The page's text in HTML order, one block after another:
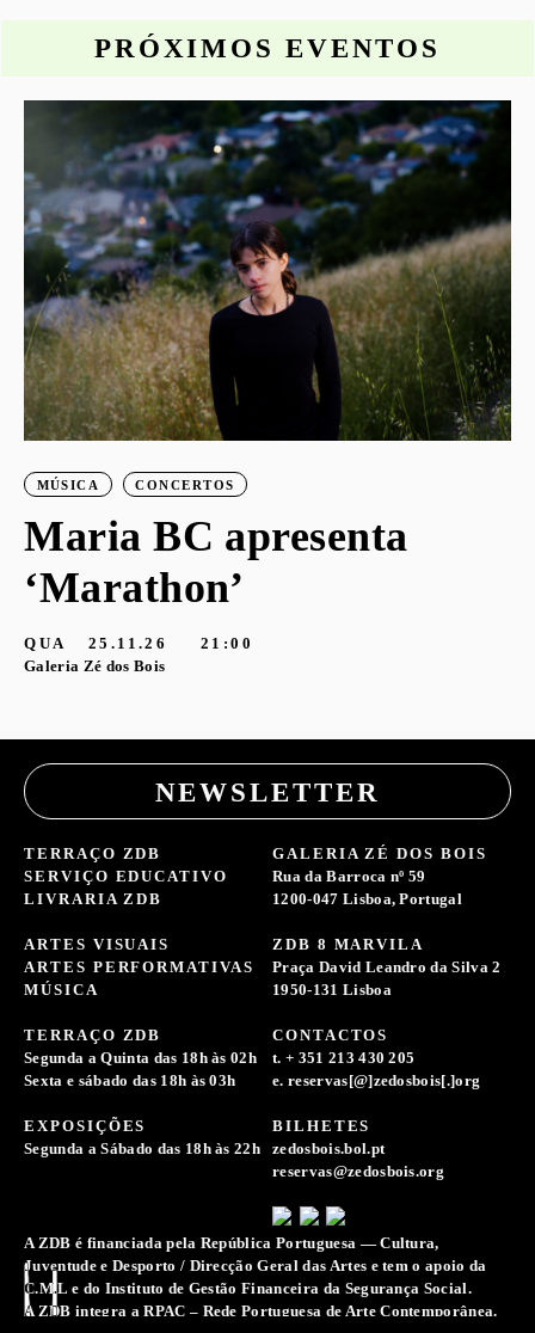
PRÓXIMOS EVENTOS
MÚSICA CONCERTOS
Maria BC apresenta
‘Marathon’
QUA 25.11.26
21:00
Galeria Zé dos Bois
NEWSLETTER
TERRAÇO ZDB
SERVIÇO EDUCATIVO
LIVRARIA ZDB
ARTES VISUAIS
ARTES PERFORMATIVAS
MÚSICA
GALERIA ZÉ DOS BOIS
Rua da Barroca nº 59
1200-047 Lisboa, Portugal
ZDB 8 MARVILA
Praça David Leandro da Silva 2
1950-131 Lisboa
TERRAÇO ZDB
Segunda a Quinta das 18h às 02h
Sexta e sábado das 18h às 03h
EXPOSIÇÕES
Segunda a Sábado das 18h às 22h
CONTACTOS
t. + 351 213 430 205
e. reservas[@]zedosbois[.]org
BILHETES
zedosbois.bol.pt
reservas@zedosbois.org
A ZDB é financiada pela República Portuguesa — Cultura,
Juventude e Desporto / Direcção Geral das Artes e tem o apoio da
C.M.L e do Instituto de Gestão Financeira da Segurança Social.
A ZDB integra a RPAC – Rede Portuguesa de Arte Contemporânea.